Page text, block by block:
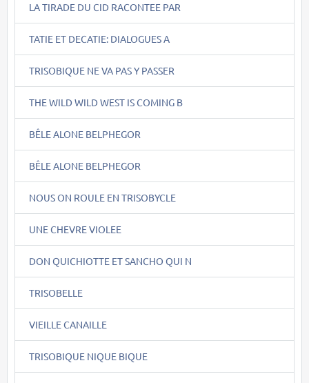
LA TIRADE DU CID RACONTEE PAR
TATIE ET DECATIE: DIALOGUES A
TRISOBIQUE NE VA PAS Y PASSER
THE WILD WILD WEST IS COMING B
BÊLE ALONE BELPHEGOR
BÊLE ALONE BELPHEGOR
NOUS ON ROULE EN TRISOBYCLE
UNE CHEVRE VIOLEE
DON QUICHIOTTE ET SANCHO QUI N
TRISOBELLE
VIEILLE CANAILLE
TRISOBIQUE NIQUE BIQUE